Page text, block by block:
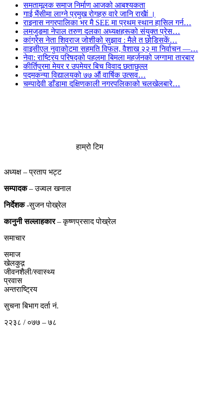
समतामूलक समाज निर्माण आजको आबश्यकता
गाई भैंसीमा लाग्ने प्रमुख रोगहरु वारे जानि राखैां ।
राइनास नगरपालिका भर मै SEE मा प्रथम स्थान हासिल गर्न…
लमजुङमा नेपाल तरुण दलका अध्यक्षहरूको संयुक्त प्रेस…
कांग्रेस नेता शिवराज जोशीको सुझाव : मैले त छोडिसकें…
वाइसीएल नुवाकोटमा सहमति विफल, वैशाख २२ मा निर्वाचन —…
नेवा: राष्ट्रिय परिषद्को पहलमा बिमला महर्जनको जग्गामा तारबार
कीर्तिपुरमा मेयर र उपमेयर बिच विवाद छताछुल्ल
पद्मकन्या विद्यालयको ७७ औं ‌‌वार्षिक ‌उत्सव…
चम्पादेवी डाँडामा दक्षिणकाली नगरपलिकाको चलखेलबारे…
हाम्रो टिम
अध्यक्ष – प्रताप भट्ट
सम्पादक– उज्वल खनाल
निर्देशक-सुजन पोख्रेल
कानुनी सल्लाहकार– कृष्णप्रसाद पोख्रेल
समाचार
समाज
खेलकुद़़
जीवनशैली/स्वास्थ्य
प्रवास
अन्तराष्ट्रिय
सुचना बिभाग दर्ता नं.
२२३८ / ०७७ – ७८